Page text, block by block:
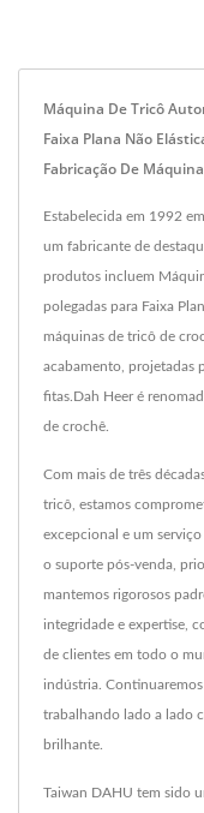
Máquina De Tricô
Faixa Plana Não
Fabricação De
Estabelecida em 1992
um fabricante de
produtos incluem
polegadas para Faixa
máquinas de tricô de
acabamento, projetadas
fitas.Dah Heer é
de crochê.
Com mais de três
tricô, estamos
excepcional e um
o suporte pós-venda,
mantemos rigorosos
integridade e expertise,
de clientes em todo o
indústria.
trabalhando lado a lado
brilhante.
Taiwan DAHU tem sido